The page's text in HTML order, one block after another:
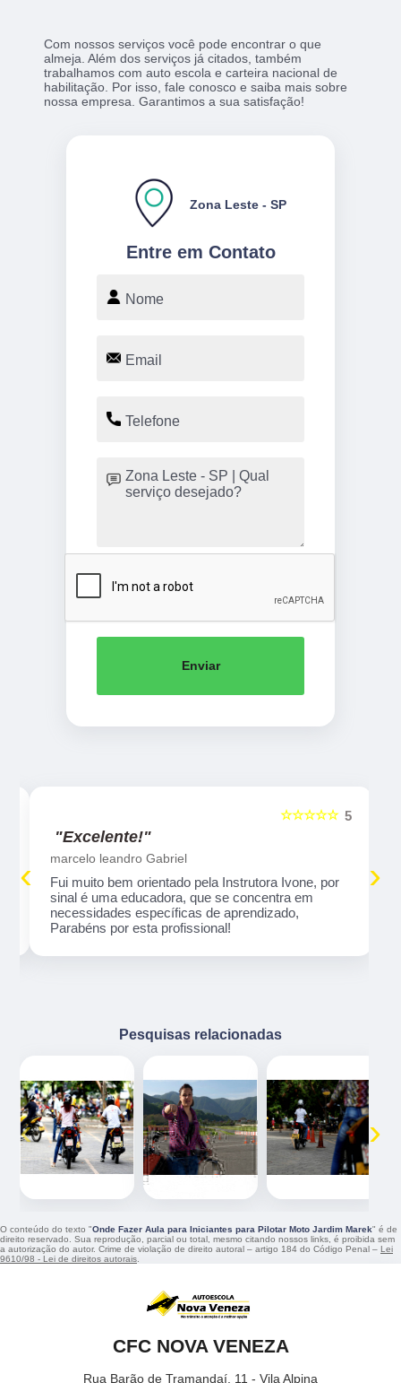
Com nossos serviços você pode encontrar o que
almeja. Além dos serviços já citados, também
trabalhamos com auto escola e carteira nacional de
habilitação. Por isso, fale conosco e saiba mais sobre
nossa empresa. Garantimos a sua satisfação!
Entre em Contato
Zona Leste - SP
Enviar
5
☆☆☆☆☆
"Excelente!"
marcelo leandro Gabriel
Fui muito bem orientado pela Instrutora Ivone, por
sinal é uma educadora, que se concentra em
necessidades específicas de aprendizado,
Parabéns por esta profissional!
‹ ›
Pesquisas relacionadas
‹ ›
O conteúdo do texto "Onde Fazer Aula para Iniciantes para Pilotar Moto Jardim Marek" é de
direito reservado. Sua reprodução, parcial ou total, mesmo citando nossos links, é proibida sem
a autorização do autor. Crime de violação de direito autoral – artigo 184 do Código Penal – Lei
9610/98 - Lei de direitos autorais
CFC NOVA VENEZA
Rua Barão de Tramandaí, 11 - Vila Alpina